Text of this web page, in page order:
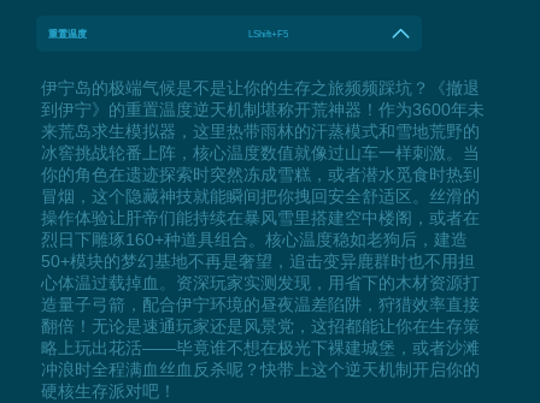
重置温度 LShift+F5
伊宁岛的极端气候是不是让你的生存之旅频频踩坑？《撤退
到伊宁》的重置温度逆天机制堪称开荒神器！作为3600年未
来荒岛求生模拟器，这里热带雨林的汗蒸模式和雪地荒野的
冰窖挑战轮番上阵，核心温度数值就像过山车一样刺激。当
你的角色在遗迹探索时突然冻成雪糕，或者潜水觅食时热到
冒烟，这个隐藏神技就能瞬间把你拽回安全舒适区。丝滑的
操作体验让肝帝们能持续在暴风雪里搭建空中楼阁，或者在
烈日下雕琢160+种道具组合。核心温度稳如老狗后，建造
50+模块的梦幻基地不再是奢望，追击变异鹿群时也不用担
心体温过载掉血。资深玩家实测发现，用省下的木材资源打
造量子弓箭，配合伊宁环境的昼夜温差陷阱，狩猎效率直接
翻倍！无论是速通玩家还是风景党，这招都能让你在生存策
略上玩出花活——毕竟谁不想在极光下裸建城堡，或者沙滩
冲浪时全程满血丝血反杀呢？快带上这个逆天机制开启你的
硬核生存派对吧！